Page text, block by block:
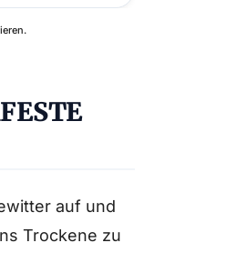
auf und
Trockene zu